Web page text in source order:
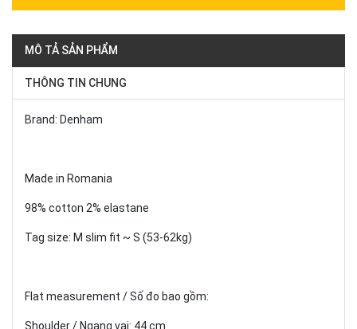
MÔ TẢ SẢN PHẨM
THÔNG TIN CHUNG
Brand: Denham
Made in Romania
98% cotton 2% elastane
Tag size: M slim fit ~ S (53-62kg)
Flat measurement / Số đo bao gồm:
Shoulder / Ngang vai: 44 cm